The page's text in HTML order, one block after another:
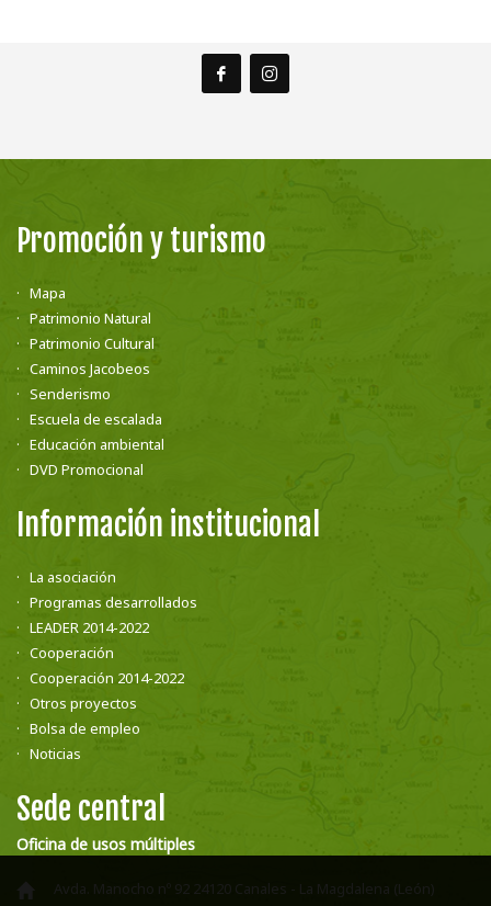
Promoción y turismo
Mapa
Patrimonio Natural
Patrimonio Cultural
Caminos Jacobeos
Senderismo
Escuela de escalada
Educación ambiental
DVD Promocional
Información institucional
La asociación
Programas desarrollados
LEADER 2014-2022
Cooperación
Cooperación 2014-2022
Otros proyectos
Bolsa de empleo
Noticias
Sede central
Oficina de usos múltiples
Avda. Manocho nº 92 24120 Canales - La Magdalena (León)